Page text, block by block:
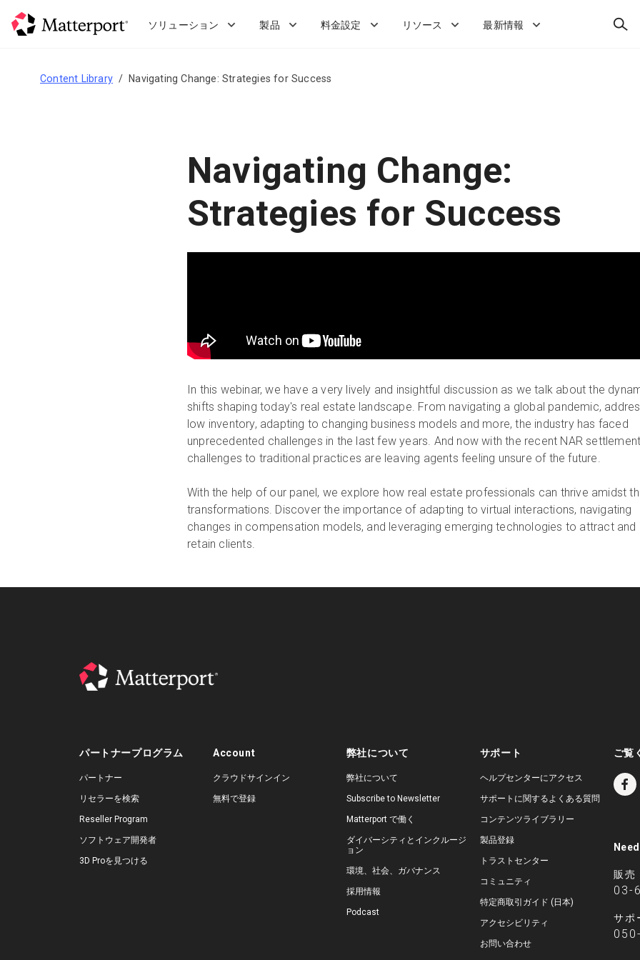
ソリューション 製品 料金設定 リソース 最新情報
検
Content Library Navigating Change: Strategies for Success
Navigating Change:
Strategies for Success
In this webinar, we have a very lively and insightful discussion as we talk about the
shifts shaping today's real estate landscape. From navigating a global pandemic,
low inventory, adapting to changing business models and more, the industry has faced
unprecedented challenges in the last few years. And now with the recent NAR
challenges to traditional practices are leaving agents feeling unsure of the future.
With the help of our panel, we explore how real estate professionals can thrive amidst
transformations. Discover the importance of adapting to virtual interactions, navigating
changes in compensation models, and leveraging emerging technologies to attract and
retain clients.
パートナープログラム
パートナー
リセラーを検索
Reseller Program
ソフトウェア開発者
3D Proを見つける
Account
クラウドサインイン
無料で登録
弊社について
弊社について
Subscribe to Newsletter
Matterport で働く
ダイバーシティとインクルージ
ョン
環境、社会、ガバナンス
採用情報
Podcast
サポート
ヘルプセンターにアクセス
サポートに関するよくある質問
コンテンツライブラリー
製品登録
トラストセンター
コミュニティ
特定商取引ガイド (日本)
アクセシビリティ
お問い合わせ
ご覧
販売
03-
サポ